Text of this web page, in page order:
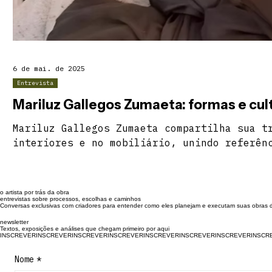
Mariluz Gallegos Zumaeta:
Mariluz Gallegos Zumaeta compartilha sua
interiores e no mobiliário, unindo
marcas internacionais como Cattelan Italia
entrevista, fala sobre formação,
mercado global.
Entrevista
6 de mai. de 2025
o artista por trás da obra
entrevistas sobre processos, escolhas e caminhos
Conversas exclusivas com criadores para entender como eles planejam e executam suas obras
newsletter
Textos, exposições e análises que chegam primeiro por aqui
INSCREVER
Nome *